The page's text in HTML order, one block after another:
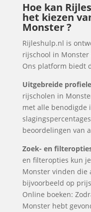
Hoe kan
het kiezen
Monster ?
Rijleshulp.nl is
rijschool in Monster
Ons platform biedt
Uitgebreide
rijscholen in
met alle benodigde
beoordelingen van
Zoek- en
en filteropties kun
Monster vinden die
bijvoorbeeld op
Online boeken:
Monster hebt